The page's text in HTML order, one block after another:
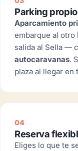
Parking
Aparcamiento
embarque al otro
salida al Sella —
autocaravanas.
plaza al llegar en
04
Reserva
Eliges lo que te